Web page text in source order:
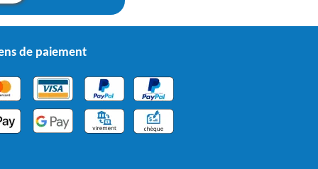
de paiement